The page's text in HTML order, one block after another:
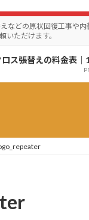
などの原状回復工事や
いただけます。
ロス張替えの料金表